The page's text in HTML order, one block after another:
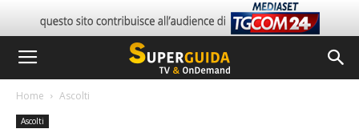
Home Ascolti
Ascolti